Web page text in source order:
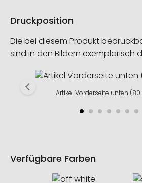
Druckposition
Die bei diesem Produkt
sind in den Bildern exemplarisch
Artikel Vorderseite unten
Verfügbare Farben